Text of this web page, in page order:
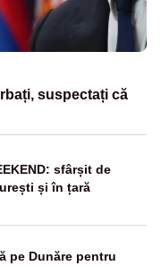
suspectați că
sfârșit de
și în țară
pe Dunăre pentru